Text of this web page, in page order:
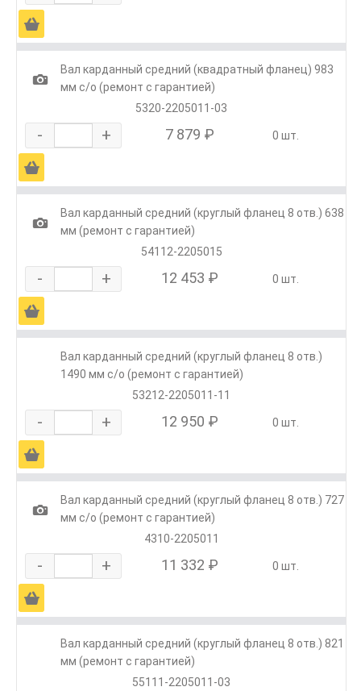
Ä
1
Вал карданный средний (квадратный фланец) 983
мм с/о (ремонт с гарантией)
5320-2205011-03
- + 7 879 ₽ 0 шт.
Ä
1
Вал карданный средний (круглый фланец 8 отв.) 638
мм (ремонт с гарантией)
54112-2205015
- + 12 453 ₽ 0 шт.
Ä
Вал карданный средний (круглый фланец 8 отв.)
1490 мм с/о (ремонт с гарантией)
53212-2205011-11
- + 12 950 ₽ 0 шт.
Ä
1
Вал карданный средний (круглый фланец 8 отв.) 727
мм с/о (ремонт с гарантией)
4310-2205011
- + 11 332 ₽ 0 шт.
Ä
Вал карданный средний (круглый фланец 8 отв.) 821
мм (ремонт с гарантией)
55111-2205011-03